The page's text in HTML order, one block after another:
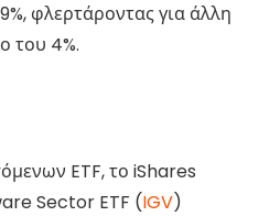
φλερτάροντας για άλλη
του 4%.
ETF, το iShares
Sector ETF (IGV)